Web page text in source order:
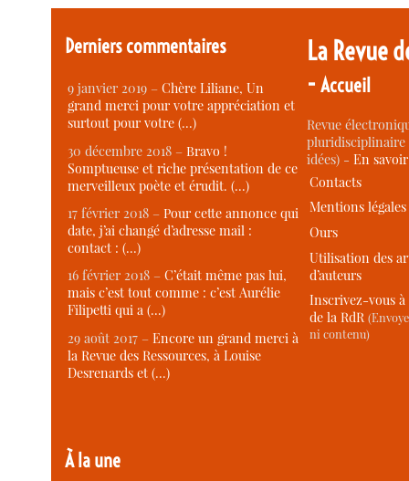
Derniers commentaires
9 janvier 2019 –Chère Liliane, Un
grand merci pour votre appréciation et
surtout pour votre (…)
30 décembre 2018 –Bravo !
Somptueuse et riche présentation de ce
merveilleux poète et érudit. (…)
17 février 2018 –Pour cette annonce qui
date, j’ai changé d’adresse mail :
contact : (…)
16 février 2018 –C’était même pas lui,
mais c’est tout comme : c’est Aurélie
Filipetti qui a (…)
29 août 2017 –Encore un grand merci à
la Revue des Ressources, à Louise
Desrenards et (…)
À la une
La Revue
-Accueil
Revue
idées) -En
Contacts
Mentions légales
Ours
Utilisation des
d’auteurs
Inscrivez-vous
de la RdR
ni contenu)